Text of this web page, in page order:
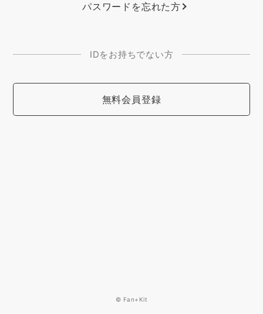
パスワードを忘れた方
IDをお持ちでない方
無料会員登録
© Fan+Kit